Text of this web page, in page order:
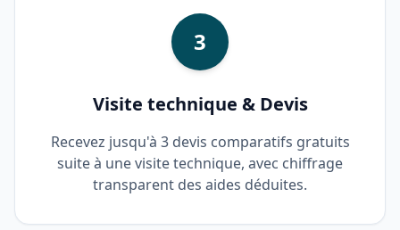
3
Visite technique & Devis
Recevez jusqu'à 3 devis comparatifs gratuits
suite à une visite technique, avec chiffrage
transparent des aides déduites.